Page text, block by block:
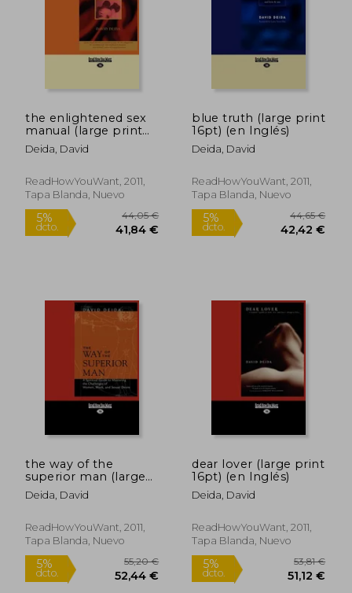
5%
dcto.
25,12 € 5%
dcto.
5%
dcto.
33,33 € 5%
dcto.
the enlightened sex
manual (large print
16pt) (en Inglés)
Deida, David
ReadHowYouWant, 2011,
Tapa Blanda, Nuevo
blue truth (large print
16pt) (en Inglés)
Deida, David
ReadHowYouWant, 2011,
Tapa Blanda, Nuevo
the way of the
superior man (large
print 16pt) (en Inglés)
Deida, David
ReadHowYouWant, 2011,
Tapa Blanda, Nuevo
dear lover (large print
16pt) (en Inglés)
Deida, David
ReadHowYouWant, 2011,
Tapa Blanda, Nuevo